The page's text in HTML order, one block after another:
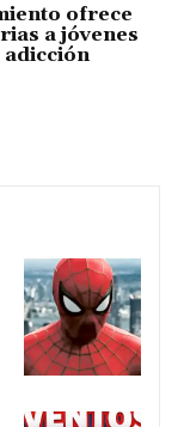
ofrece
a jóvenes
adicción